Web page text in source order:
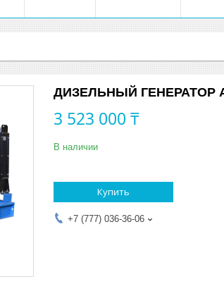
ДИЗЕЛЬНЫЙ ГЕНЕРАТОР
3 523 000 ₸
В наличии
Купить
+7 (777) 036-36-06